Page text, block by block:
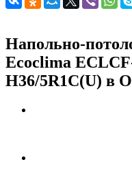
Напольно-
Ecoclima
H36/5R1C(U) в